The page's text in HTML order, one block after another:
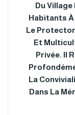
Du
Habitants À
Le
Et
Privée. Il
La
Dans La